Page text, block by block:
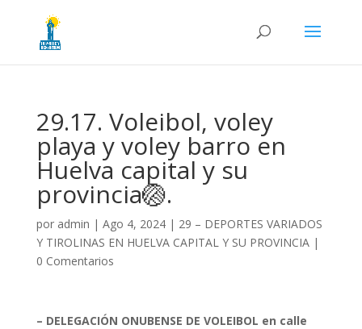
29.17. Voleibol, voley
playa y voley barro en
Huelva capital y su
provincia🏐.
por admin | Ago 4, 2024| 29 – DEPORTES VARIADOS
Y TIROLINAS EN HUELVA CAPITAL Y SU PROVINCIA|
0 Comentarios
– DELEGACIÓN ONUBENSE DE VOLEIBOL en calle